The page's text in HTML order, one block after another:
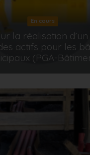
En cours
la réalisation
actifs pour les
(PGA-